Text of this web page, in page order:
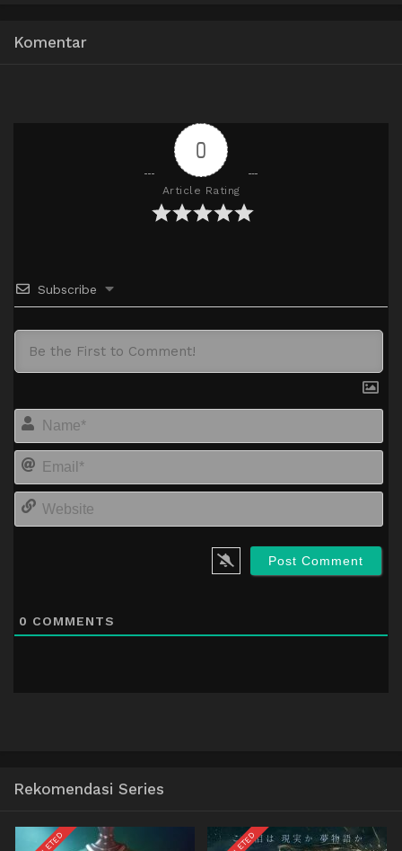
BatchID
Komentar
0
Article Rating
Subscribe
0 COMMENTS
Rekomendasi Series